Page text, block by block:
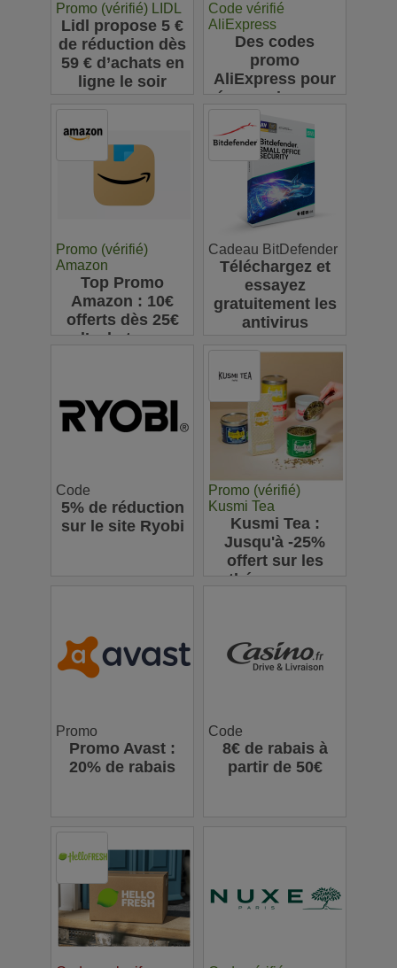
Promo (vérifié) LIDL
Lidl propose 5 €
de réduction dès
59 € d’achats en
ligne le soir
Code vérifié
AliExpress
Des codes
promo
AliExpress pour
économiser sur
vos achats en
ligne : jusqu'à
63€
Promo (vérifié)
Amazon
Top Promo
Amazon : 10€
offerts dès 25€
d’achats sur
Cadeau BitDefender
Téléchargez et
essayez
gratuitement les
antivirus
Code
5% de réduction
sur le site Ryobi
Promo (vérifié)
Kusmi Tea
Kusmi Tea :
Jusqu'à -25%
offert sur les
thés en vrac
Promo
Promo Avast :
20% de rabais
Code
8€ de rabais à
partir de 50€